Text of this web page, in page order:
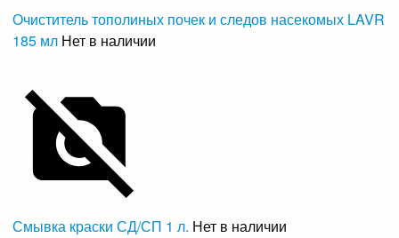
Очиститель тополиных почек и следов насекомых LAVR
185 мл Нет в наличии
Смывка краски СД/СП 1 л. Нет в наличии